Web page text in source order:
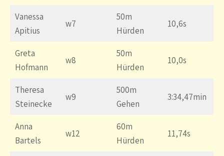
Vanessa
Apitius
w7
50m
Hürden
10,6s
Greta
Hofmann
w8
50m
Hürden
10,0s
Theresa
Steinecke
w9
500m
Gehen
3:34,47min
Anna
Bartels
w12
60m
Hürden
11,74s